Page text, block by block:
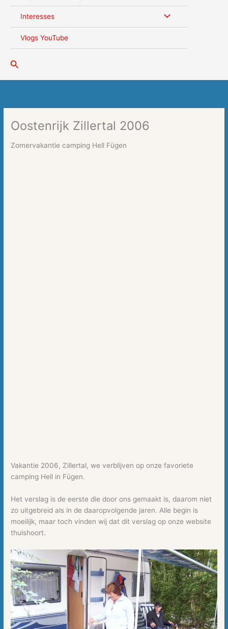
Interesses
Vlogs YouTube
Zoeken
Oostenrijk Zillertal 2006
Zomervakantie camping Hell Fügen
Vakantie 2006, Zillertal, we verblijven op onze favoriete
camping Hell in Fügen.
Het verslag is de eerste die door ons gemaakt is, daarom niet
zo uitgebreid als in de daaropvolgende jaren. Alle begin is
moeilijk, maar toch vinden wij dat dit verslag op onze website
thuishoort.